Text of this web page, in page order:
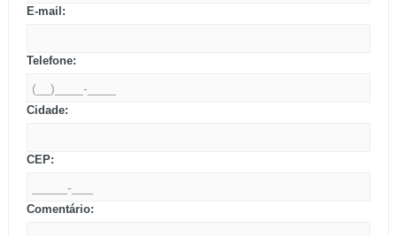
E-mail:
Telefone:
Cidade:
CEP:
Comentário: